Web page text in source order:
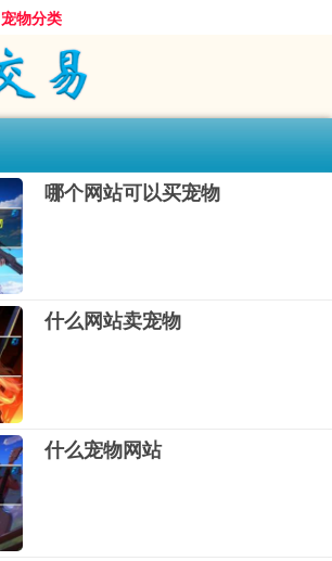
宠物分类
哪个网站可以买宠物
什么网站卖宠物
什么宠物网站